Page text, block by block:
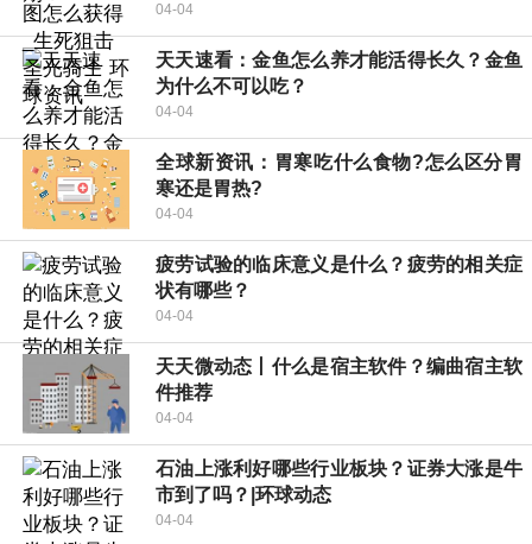
04-04
天天速看：金鱼怎么养才能活得长久？金鱼
为什么不可以吃？
04-04
全球新资讯：胃寒吃什么食物?怎么区分胃
寒还是胃热?
04-04
疲劳试验的临床意义是什么？疲劳的相关症
状有哪些？
04-04
天天微动态丨什么是宿主软件？编曲宿主软
件推荐
04-04
石油上涨利好哪些行业板块？证券大涨是牛
市到了吗？|环球动态
04-04